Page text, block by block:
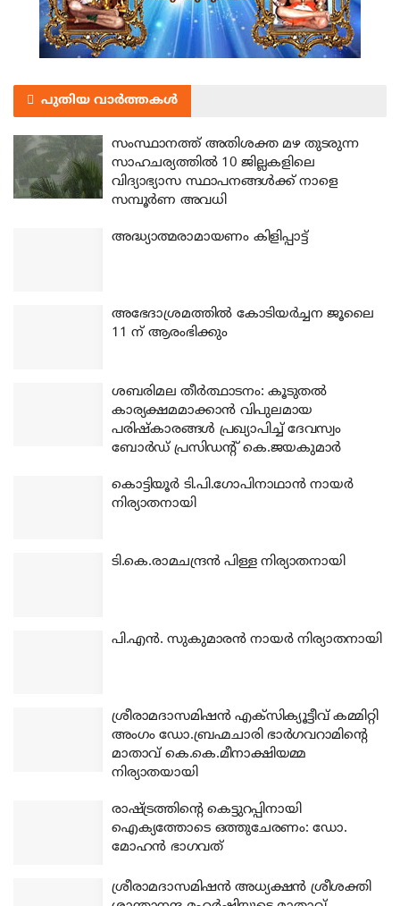
പുതിയ വാർത്തകൾ
സംസ്ഥാനത്ത് അതിശക്ത മഴ തുടരുന്ന
സാഹചര്യത്തിൽ 10 ജില്ലകളിലെ
വിദ്യാഭ്യാസ സ്ഥാപനങ്ങൾക്ക് നാളെ
സമ്പൂർണ അവധി
അദ്ധ്യാത്മരാമായണം കിളിപ്പാട്ട്
അഭേദാശ്രമത്തില്‍ കോടിയര്‍ച്ചന ജൂലൈ
11 ന് ആരംഭിക്കും
ശബരിമല തീര്‍ത്ഥാടനം: കൂടുതല്‍
കാര്യക്ഷമമാക്കാന്‍ വിപുലമായ
പരിഷ്‌കാരങ്ങള്‍ പ്രഖ്യാപിച്ച് ദേവസ്വം
ബോര്‍ഡ് പ്രസിഡന്റ് കെ.ജയകുമാര്‍
കൊട്ടിയൂര്‍ ടി.പി.ഗോപിനാഥാന്‍ നായര്‍
നിര്യാതനായി
ടി.കെ.രാമചന്ദ്രന്‍ പിള്ള നിര്യാതനായി
പി.എന്‍. സുകുമാരന്‍ നായര്‍ നിര്യാതനായി
ശ്രീരാമദാസമിഷന്‍ എക്‌സിക്യൂട്ടീവ് കമ്മിറ്റി
അംഗം ഡോ.ബ്രഹ്മചാരി ഭാര്‍ഗവറാമിന്റെ
മാതാവ് കെ.കെ.മീനാക്ഷിയമ്മ
നിര്യാതയായി
രാഷ്ട്രത്തിന്റെ കെട്ടുറപ്പിനായി
ഐക്യത്തോടെ ഒത്തുചേരണം: ഡോ.
മോഹന്‍ ഭാഗവത്
ശ്രീരാമദാസമിഷന്‍ അധ്യക്ഷന്‍ ശ്രീശക്തി